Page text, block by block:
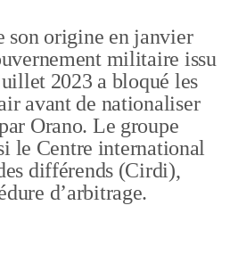
son origine en janvier
militaire issu
2023 a bloqué les
avant de nationaliser
Orano. Le groupe
le Centre international
différends (Cirdi),
d’arbitrage.